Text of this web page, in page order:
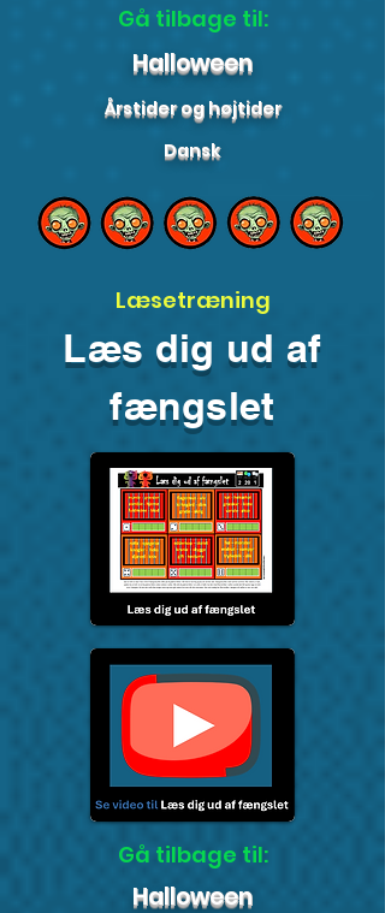
Gå tilbage til:
Halloween
Årstider og højtider
Dansk
Læsetræning
Læs dig ud af
fængslet
Gå tilbage til:
Halloween